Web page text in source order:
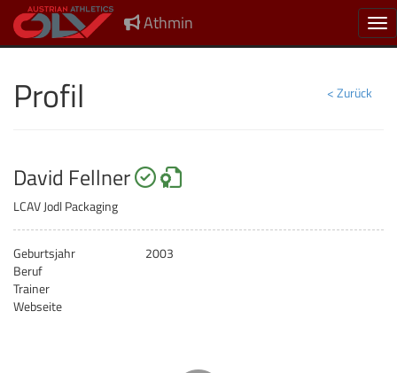
Athmin
< Zurück
Profil
David Fellner startberechtigt
Safeguarding Green
LCAV Jodl Packaging
Geburtsjahr
2003
Beruf
Trainer
Webseite